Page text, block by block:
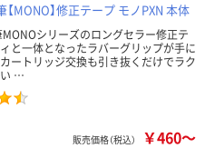
【MONO】修正テープ モノPXN 本体
MONOシリーズのロングセラー修正テ
と一体となったラバーグリップが手に
ートリッジ交換も引き抜くだけでラク
い …
販売価格（税込） ￥460～